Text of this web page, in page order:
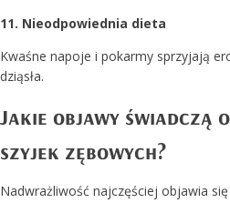
11. Nieodpowiednia dieta
Kwaśne napoje i pokarmy sprzyjają
dziąsła.
Jakie objawy świadczą
szyjek zębowych?
Nadwrażliwość najczęściej objawia